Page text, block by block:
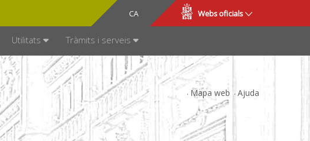
CA
ES Webs oficials
Utilitats Tràmits i serveis
Mapa web Ajuda